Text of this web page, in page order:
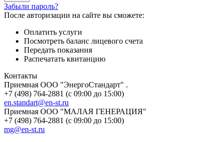
Забыли пароль?
После авторизации на сайте вы сможете:
Оплатить услуги
Посмотреть баланс лицевого счета
Передать показания
Распечатать квитанцию
Контакты
Приемная ООО "ЭнергоСтандарт" .
+7 (498) 764-2881 (с 09:00 до 15:00)
en.standart@en-st.ru
Приемная ООО "МАЛАЯ ГЕНЕРАЦИЯ"
+7 (498) 764-2881 (с 09:00 до 15:00)
mg@en-st.ru